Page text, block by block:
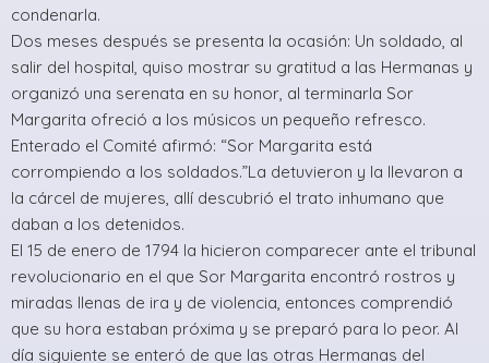
condenarla.
Dos meses después se presenta la ocasión: Un soldado, al
salir del hospital, quiso mostrar su gratitud a las Hermanas y
organizó una serenata en su honor, al terminarla Sor
Margarita ofreció a los músicos un pequeño refresco.
Enterado el Comité afirmó: “Sor Margarita está
corrompiendo a los soldados.”La detuvieron y la llevaron a
la cárcel de mujeres, allí descubrió el trato inhumano que
daban a los detenidos.
El 15 de enero de 1794 la hicieron comparecer ante el tribunal
revolucionario en el que Sor Margarita encontró rostros y
miradas llenas de ira y de violencia, entonces comprendió
que su hora estaban próxima y se preparó para lo peor. Al
día siguiente se enteró de que las otras Hermanas del